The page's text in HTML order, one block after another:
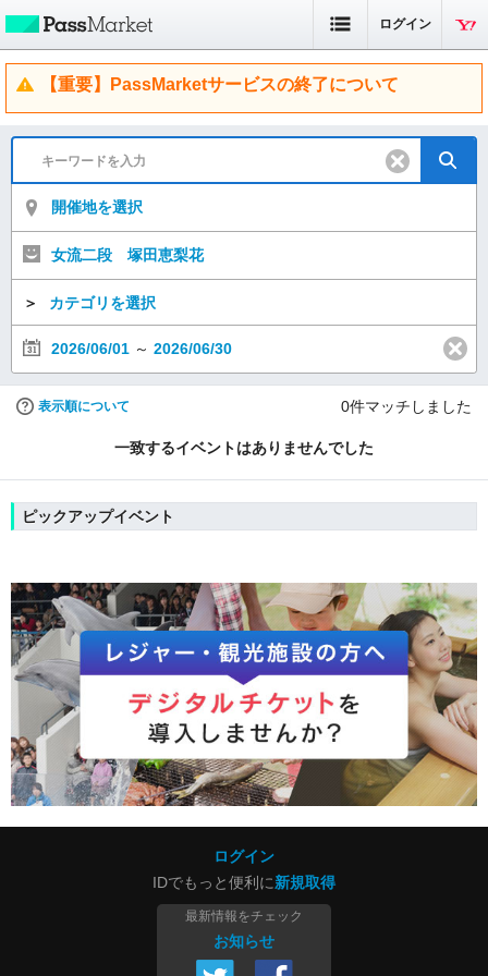
ログイン
【重要】PassMarketサービスの終了について
開催地を選択
女流二段 塚田恵梨花
＞ カテゴリを選択
2026/06/01 ～ 2026/06/30
表示順について 0件マッチしました
一致するイベントはありませんでした
ピックアップイベント
ログイン
IDでもっと便利に新規取得
最新情報をチェック
お知らせ